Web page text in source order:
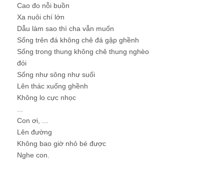
Cao đo nỗi buồn
Xa nuôi chí lớn
Dẫu làm sao thì cha vẫn muốn
Sống trên đá không chê đá gập ghềnh
Sống trong thung không chê thung nghèo
đói
Sống như sông như suối
Lên thác xuống ghềnh
Không lo cực nhọc
Con ơi, ...
Lên đường
Không bao giờ nhỏ bé được
Nghe con.